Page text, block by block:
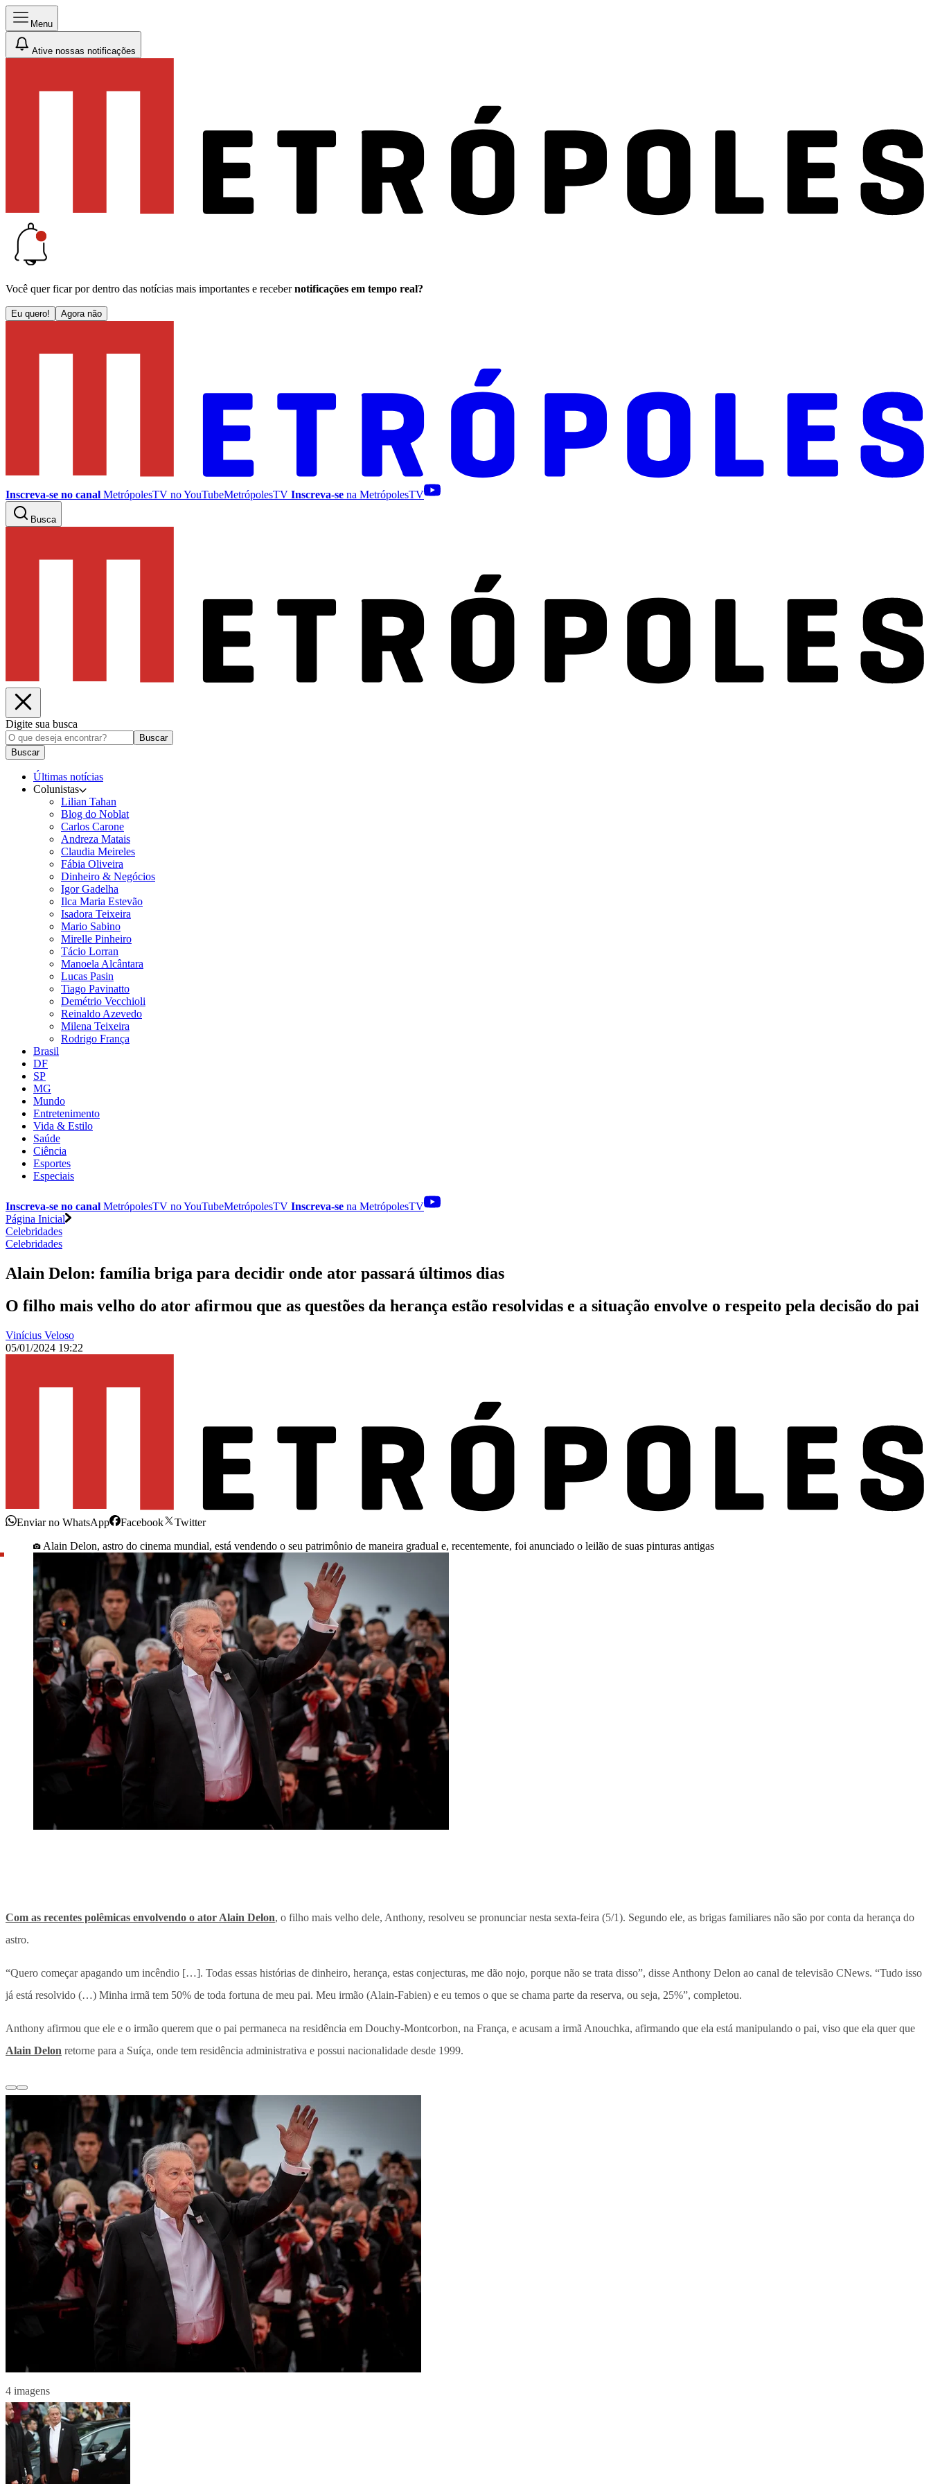
Menu
Ative nossas notificações
Você quer ficar por dentro das notícias mais importantes e receber notificações em tempo real?
Eu quero! Agora não
Inscreva-se no canal MetrópolesTV noYouTubeMetrópolesTV Inscreva-se na MetrópolesTV
Busca
Digite sua busca
Buscar
Buscar
Últimas notícias
Colunistas
Lilian Tahan
Blog do Noblat
Carlos Carone
Andreza Matais
Claudia Meireles
Fábia Oliveira
Dinheiro & Negócios
Igor Gadelha
Ilca Maria Estevão
Isadora Teixeira
Mario Sabino
Mirelle Pinheiro
Tácio Lorran
Manoela Alcântara
Lucas Pasin
Tiago Pavinatto
Demétrio Vecchioli
Reinaldo Azevedo
Milena Teixeira
Rodrigo França
Brasil
DF
SP
MG
Mundo
Entretenimento
Vida & Estilo
Saúde
Ciência
Esportes
Especiais
Inscreva-se no canal MetrópolesTV noYouTubeMetrópolesTV Inscreva-se na MetrópolesTV
Página Inicial
Celebridades
Celebridades
Alain Delon: família briga para decidir onde ator passará últimos dias
O filho mais velho do ator afirmou que as questões da herança estão resolvidas e a situação envolve o respeito pela decisão do pai
Vinícius Veloso
05/01/2024 19:22
Enviar no WhatsApp Facebook
Twitter
Alain Delon, astro do cinema mundial, está vendendo o seu patrimônio de maneira gradual e, recentemente, foi anunciado o leilão de suas pinturas antigas
Com as recentes polêmicas envolvendo o ator Alain Delon, o filho mais velho dele, Anthony, resolveu se pronunciar nesta sexta-feira (5/1). Segundo ele, as brigas familiares não são por conta da herança do
astro.
“Quero começar apagando um incêndio […]. Todas essas histórias de dinheiro, herança, estas conjecturas, me dão nojo, porque não se trata disso”, disse Anthony Delon ao canal de televisão CNews. “Tudo isso
já está resolvido (…) Minha irmã tem 50% de toda fortuna de meu pai. Meu irmão (Alain-Fabien) e eu temos o que se chama parte da reserva, ou seja, 25%”, completou.
Anthony afirmou que ele e o irmão querem que o pai permaneca na residência em Douchy-Montcorbon, na França, e acusam a irmã Anouchka, afirmando que ela está manipulando o pai, viso que ela quer que
Alain Delon retorne para a Suíça, onde tem residência administrativa e possui nacionalidade desde 1999.
4 imagens